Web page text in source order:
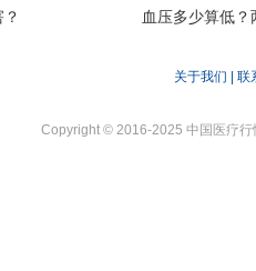
殖临床路径
血压多少算低
关于我们 联
Copyright © 2016-2025 中国医疗